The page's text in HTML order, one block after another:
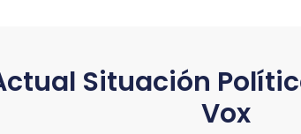
Situación
Vox